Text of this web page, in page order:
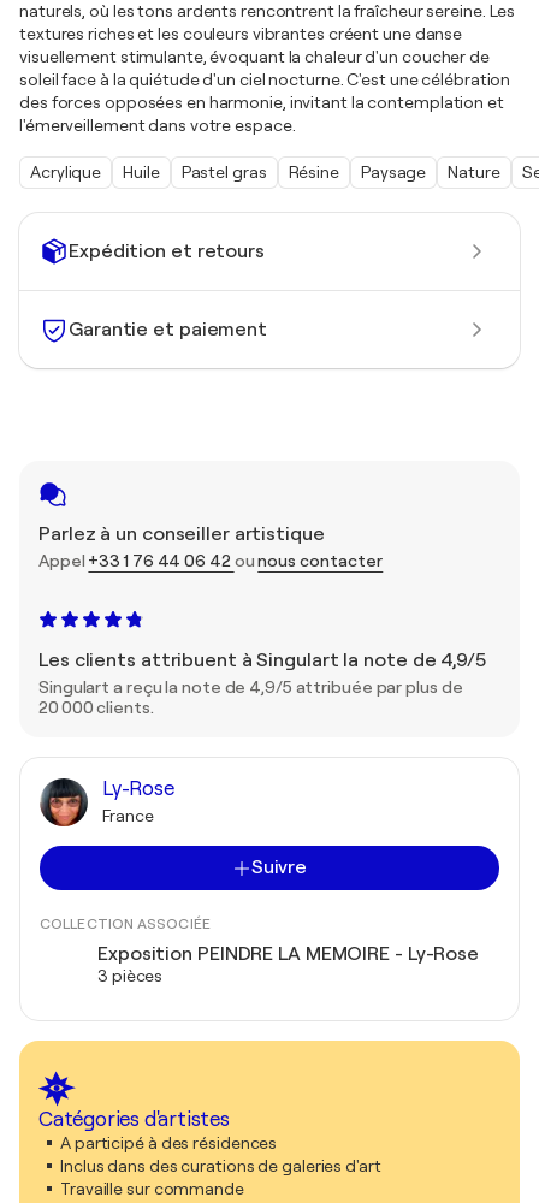
Expédition et retours
Garantie et paiement
Parlez à un conseiller artistique
Appel +33 1 76 44 06 42ounous contacter
Les clients attribuent à Singulart la note de 4,9/5
Singulart a reçu la note de 4,9/5 attribuée par plus de
20 000 clients.
Ly-Rose
France
Suivre
COLLECTION ASSOCIÉE
Exposition PEINDRE LA MEMOIRE - Ly-Rose
3 pièces
Catégories d'artistes
A participé à des résidences
Inclus dans des curations de galeries d'art
Travaille sur commande
naturels, où les tons ardents rencontrent la fraîcheur sereine. Les
textures riches et les couleurs vibrantes créent une danse
visuellement stimulante, évoquant la chaleur d'un coucher de
soleil face à la quiétude d'un ciel nocturne. C'est une célébration
des forces opposées en harmonie, invitant la contemplation et
l'émerveillement dans votre espace.
Acrylique Huile Pastel gras Résine Paysage Nature